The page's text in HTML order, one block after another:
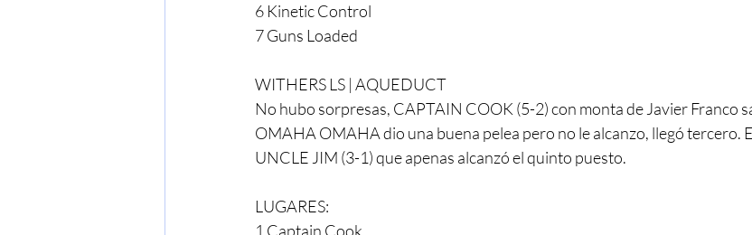
6 Kinetic Control
7 Guns Loaded
WITHERS LS | AQUEDUCT
No hubo sorpresas, CAPTAIN COOK (5-2) con monta de Javier Franco
OMAHA OMAHA dio una buena pelea pero no le alcanzo, llegó tercero.
UNCLE JIM (3-1) que apenas alcanzó el quinto puesto.
LUGARES:
1 Captain Cook